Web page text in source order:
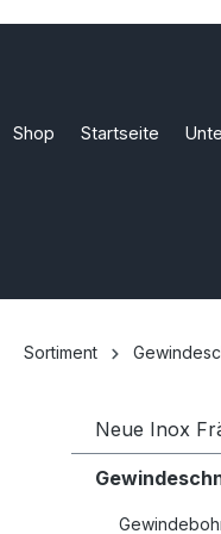
Shop Startseite
Sortiment
Neue Inox